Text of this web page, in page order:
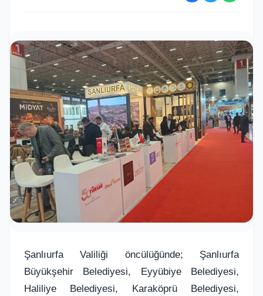
Şanlıurfa Valiliği öncülüğünde; Şanlıurfa
Büyükşehir Belediyesi, Eyyübiye Belediyesi,
Haliliye Belediyesi, Karaköprü Belediyesi,